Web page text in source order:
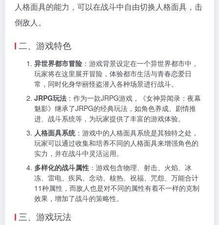
人格面具的能力，可以在战斗中自由切换人格面具，击
倒敌人。
二、游戏特色
异世界都市冒险 ：游戏背景设定在一个异世界都市中，
玩家将在这里展开冒险，体验都市生活与青春恋爱日
常，同时化身华丽怪盗潜入各种场景进行战斗。
JRPG玩法 ：作为一款JRPG游戏，《女神异闻录：夜幕
魅影》继承了JRPG的经典玩法，如角色养成、剧情推
进、战斗系统等，为玩家提供了丰富的游戏体验。
人格面具系统：游戏中的人格面具系统是其独特之处，
玩家可以通过收集和培养不同的人格面具来增强角色的
实力，并在战斗中灵活运用。
多样化的战斗属性 ：游戏包含物理、射击、火焰、冰
冻、雷电、疾风、念动、核热、祝福、咒怨、万能合计
11种属性，而敌人也是对不同的属性有着不一样的克制
效果，增加了战斗的策略性。
三、游戏玩法